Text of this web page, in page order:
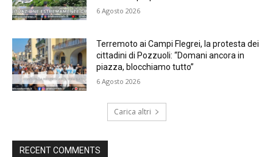
6 Agosto 2026
Terremoto ai Campi Flegrei, la protesta dei
cittadini di Pozzuoli: “Domani ancora in
piazza, blocchiamo tutto”
6 Agosto 2026
Carica altri
RECENT COMMENTS